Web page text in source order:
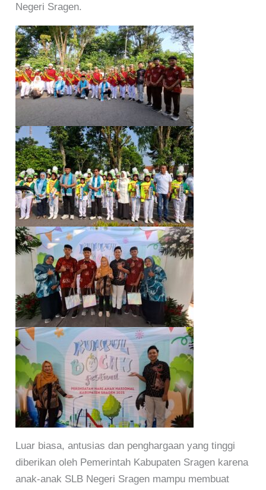
Negeri Sragen.
Luar biasa, antusias dan penghargaan yang tinggi
diberikan oleh Pemerintah Kabupaten Sragen karena
anak-anak SLB Negeri Sragen mampu membuat